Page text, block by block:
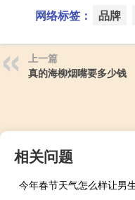
网络标签： 品牌
上一篇
真的海柳烟嘴要多少钱
相关问题
今年春节天气怎么样让男